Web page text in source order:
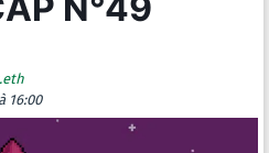
16:00